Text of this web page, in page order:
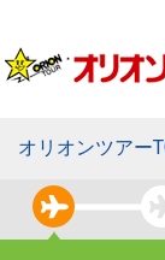
オリオンツアー